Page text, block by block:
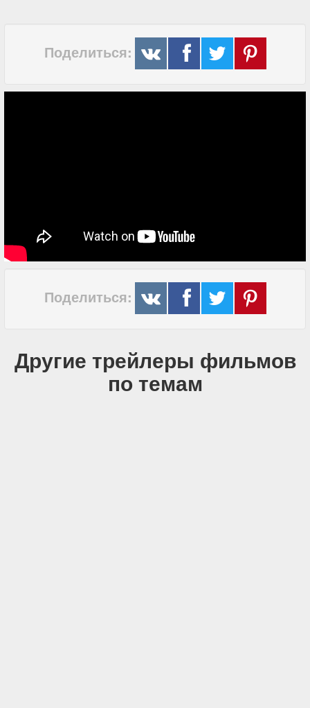
Поделиться:
Поделиться:
Другие трейлеры фильмов
по темам